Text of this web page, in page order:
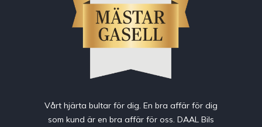
Vårt hjärta bultar för dig. En bra affär för dig
som kund är en bra affär för oss. DAAL Bils